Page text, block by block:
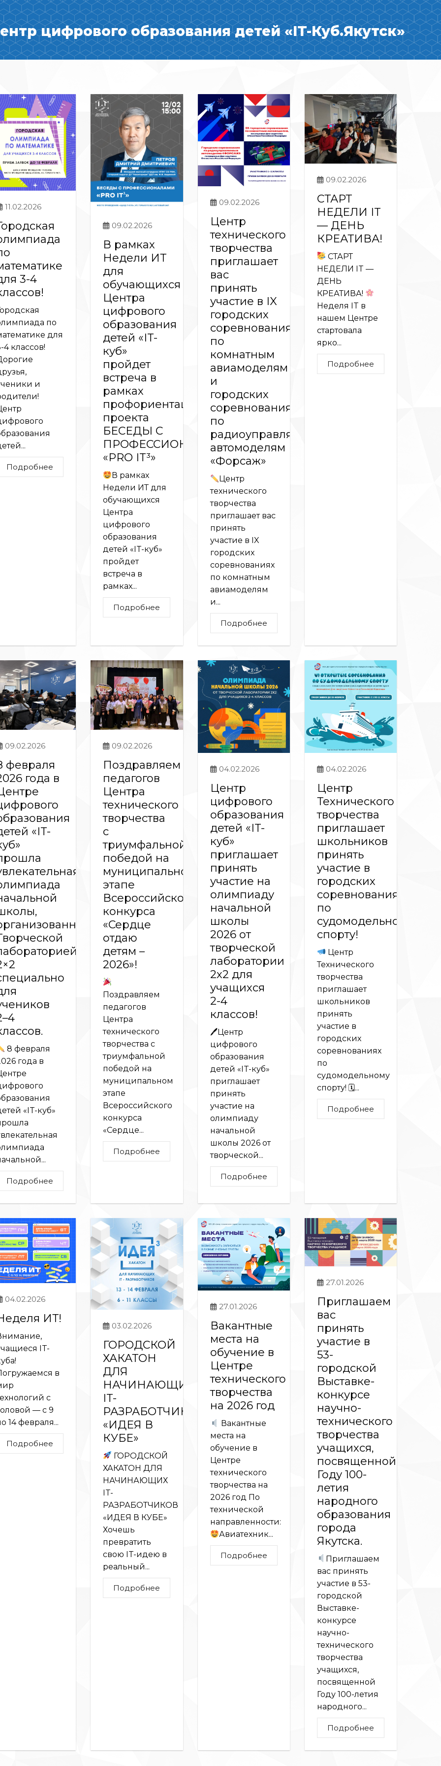
цифрового образования детей «IT-Куб.Якутск»
11.02.2026
3-4
по
для
4 классов!
и
Подробнее
09.02.2026
В рамках
Недели ИТ
для
обучающихся
Центра
цифрового
образования
детей «IT-
куб»
пройдет
встреча в
рамках
профориентационного
проекта
БЕСЕДЫ С
ПРОФЕССИОНАЛАМИ
«PRO IT³»
В рамках
Недели ИТ для
обучающихся
Центра
цифрового
образования
детей «IT-куб»
пройдет
встреча в
рамках...
Подробнее
09.02.2026
Центр
технического
творчества
приглашает
вас
принять
участие в IX
городских
соревнованиях
по
комнатным
авиамоделям
и
городских
соревнованиях
по
радиоуправляемым
автомоделям
«Форсаж»
Центр
технического
творчества
приглашает вас
принять
участие в IX
городских
соревнованиях
по комнатным
авиамоделям
и...
Подробнее
09.02.2026
СТАРТ
НЕДЕЛИ IT
— ДЕНЬ
КРЕАТИВА!
СТАРТ
НЕДЕЛИ IT —
ДЕНЬ
КРЕАТИВА!
Неделя IT в
нашем Центре
стартовала
ярко...
Подробнее
09.02.2026
февраля
года в
«IT-
8 февраля
года в
«IT-куб»
Подробнее
09.02.2026
Поздравляем
педагогов
Центра
технического
творчества
с
триумфальной
победой на
муниципальном
этапе
Всероссийского
конкурса
«Сердце
отдаю
детям –
2026»!
Поздравляем
педагогов
Центра
технического
творчества с
триумфальной
победой на
муниципальном
этапе
Всероссийского
конкурса
«Сердце...
Подробнее
04.02.2026
Центр
цифрового
образования
детей «IT-
куб»
приглашает
принять
участие на
олимпиаду
начальной
школы
2026 от
творческой
лаборатории
2х2 для
учащихся
2-4
классов!
🖊Центр
цифрового
образования
детей «IT-куб»
приглашает
принять
участие на
олимпиаду
начальной
школы 2026 от
творческой...
Подробнее
04.02.2026
Центр
Технического
творчества
приглашает
школьников
принять
участие в
городских
соревнованиях
по
судомодельному
спорту!
Центр
Технического
творчества
приглашает
школьников
принять
участие в
городских
соревнованиях
по
судомодельному
спорту! 🗓...
Подробнее
04.02.2026
ИТ!
IT-
в
с
— с 9
14 февраля...
Подробнее
03.02.2026
ГОРОДСКОЙ
ХАКАТОН
ДЛЯ
НАЧИНАЮЩИХ
IT-
РАЗРАБОТЧИКОВ
«ИДЕЯ В
КУБЕ»
ГОРОДСКОЙ
ХАКАТОН ДЛЯ
НАЧИНАЮЩИХ
IT-
РАЗРАБОТЧИКОВ
«ИДЕЯ В КУБЕ»
Хочешь
превратить
свою IT-идею в
реальный...
Подробнее
27.01.2026
Вакантные
места на
обучение в
Центре
технического
творчества
на 2026 год
Вакантные
места на
обучение в
Центре
технического
творчества на
2026 год По
технической
направленности:
Авиатехник...
Подробнее
27.01.2026
Приглашаем
вас
принять
участие в
53-
городской
Выставке-
конкурсе
научно-
технического
творчества
учащихся,
посвященной
Году 100-
летия
народного
образования
города
Якутска.
Приглашаем
вас принять
участие в 53-
городской
Выставке-
конкурсе
научно-
технического
творчества
учащихся,
посвященной
Году 100-летия
народного...
Подробнее